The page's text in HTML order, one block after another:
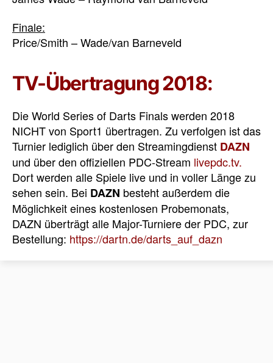
Finale:
Price/Smith – Wade/van Barneveld
TV-Übertragung 2018:
Die World Series of Darts Finals werden 2018
NICHT von Sport1 übertragen. Zu verfolgen ist das
Turnier lediglich über den Streamingdienst DAZN
und über den offiziellen PDC-Stream livepdc.tv.
Dort werden alle Spiele live und in voller Länge zu
sehen sein. Bei DAZN besteht außerdem die
Möglichkeit eines kostenlosen Probemonats,
DAZN überträgt alle Major-Turniere der PDC, zur
Bestellung: https://dartn.de/darts_auf_dazn